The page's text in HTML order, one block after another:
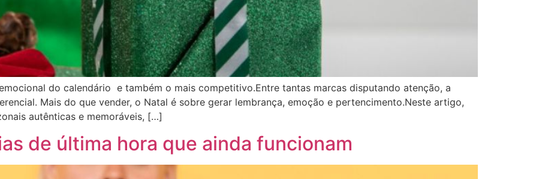
do calendário e também o mais competitivo.Entre tantas marcas disputando atenção, a
Mais do que vender, o Natal é sobre gerar lembrança, emoção e pertencimento.Neste artigo,
autênticas e memoráveis, […]
de última hora que ainda funcionam